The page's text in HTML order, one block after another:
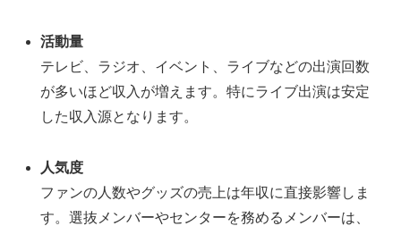
活動量
テレビ、ラジオ、イベント、ライブなどの出演回数
が多いほど収入が増えます。特にライブ出演は安定
した収入源となります。
人気度
ファンの人数やグッズの売上は年収に直接影響しま
す。選抜メンバーやセンターを務めるメンバーは、